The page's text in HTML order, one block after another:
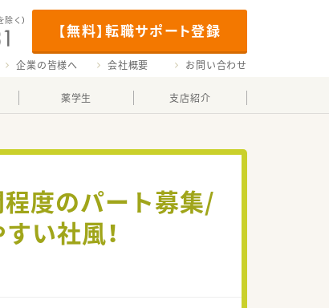
【無料】転職サポート登録
除く）
企業の皆様へ 会社概要 お問い合わせ
薬学生 支店紹介
度のパート募集/
い社風！